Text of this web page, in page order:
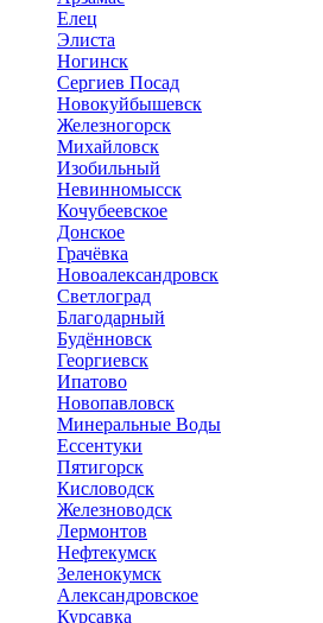
Елец
Элиста
Ногинск
Сергиев Посад
Новокуйбышевск
Железногорск
Михайловск
Изобильный
Невинномысск
Кочубеевское
Донское
Грачёвка
Новоалександровск
Светлоград
Благодарный
Будённовск
Георгиевск
Ипатово
Новопавловск
Минеральные Воды
Ессентуки
Пятигорск
Кисловодск
Железноводск
Лермонтов
Нефтекумск
Зеленокумск
Александровское
Курсавка